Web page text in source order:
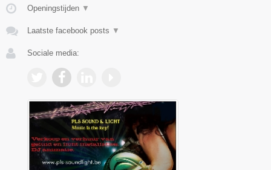
Openingstijden ▼
Laatste facebook posts ▼
Sociale media: